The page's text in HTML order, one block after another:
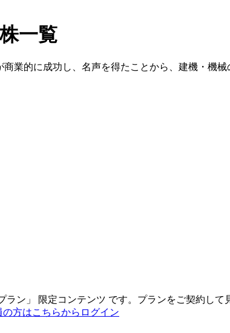
一覧
業的に成功し、名声を得たことから、建機・機
ラン 」 限定コンテンツ です。プランをご契約して
の方はこちらからログイン